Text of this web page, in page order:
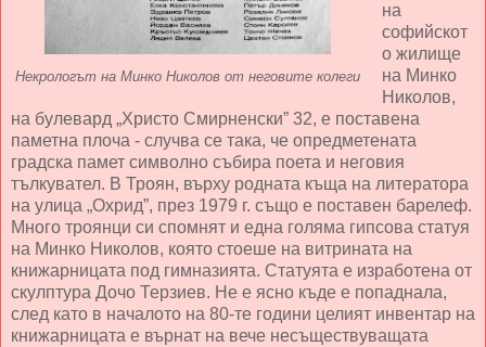
Некрологът на Минко Николов от неговите колеги
на
софийскот
о жилище
на Минко
Николов,
на булевард „Христо Смирненски” 32, е поставена
паметна плоча - случва се така, че опредметената
градска памет символно събира поета и неговия
тълкувател. В Троян, върху родната къща на литератора
на улица „Охрид”, през 1979 г. също е поставен барелеф.
Много троянци си спомнят и една голяма гипсова статуя
на Минко Николов, която стоеше на витрината на
книжарницата под гимназията. Статуята е изработена от
скулптура Дочо Терзиев. Не е ясно къде е попаднала,
след като в началото на 80-те години целият инвентар на
книжарницата е върнат на вече несъществуващата